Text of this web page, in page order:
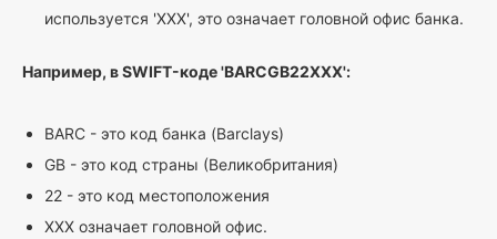
используется 'XXX', это означает головной офис банка.
Например, в SWIFT-коде 'BARCGB22XXX':
BARC - это код банка (Barclays)
GB - это код страны (Великобритания)
22 - это код местоположения
XXX означает головной офис.